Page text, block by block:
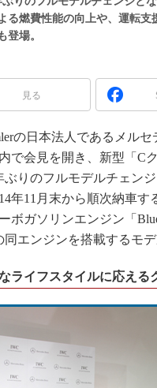
人テク
日本
産業オ
る燃費性能の向上や、運転
登場。
見る
の日本法人であるメルセ
で会見を開き、新型「C
ぶりのフルモデルチェン
年11月末から順次納車
ボガソリンエンジン「
エンジンを搭載するモ
ライフスタイルに応える